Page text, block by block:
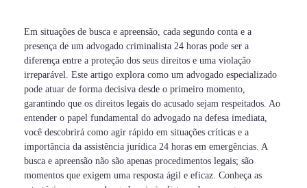
Em situações de busca e apreensão, cada segundo conta e a
presença de um advogado criminalista 24 horas pode ser a
diferença entre a proteção dos seus direitos e uma violação
irreparável. Este artigo explora como um advogado especializado
pode atuar de forma decisiva desde o primeiro momento,
garantindo que os direitos legais do acusado sejam respeitados. Ao
entender o papel fundamental do advogado na defesa imediata,
você descobrirá como agir rápido em situações críticas e a
importância da assistência jurídica 24 horas em emergências. A
busca e apreensão não são apenas procedimentos legais; são
momentos que exigem uma resposta ágil e eficaz. Conheça as